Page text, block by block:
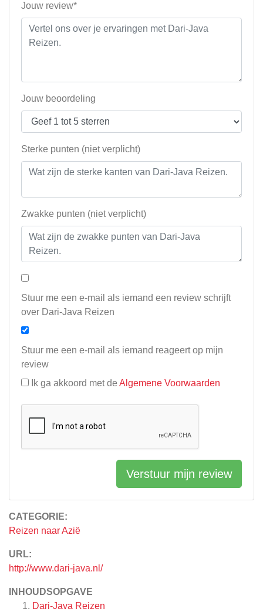
CATEGORIE:
Reizen naar Azië
URL:
http://www.dari-java.nl/
INHOUDSOPGAVE
Dari-Java Reizen
Jouw review*
Jouw beoordeling
Sterke punten (niet verplicht)
Zwakke punten (niet verplicht)
Stuur me een e-mail als iemand een review schrijft
over Dari-Java Reizen
Stuur me een e-mail als iemand reageert op mijn
review
Ik ga akkoord met de Algemene Voorwaarden
Verstuur mijn review